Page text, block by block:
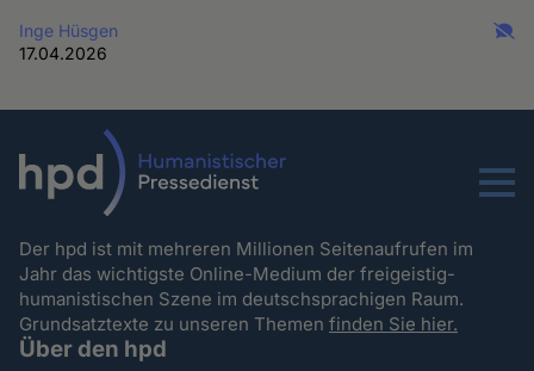
Inge Hüsgen
17.04.2026
Menu
Der hpd ist mit mehreren Millionen Seitenaufrufen im
Jahr das wichtigste Online-Medium der freigeistig-
humanistischen Szene im deutschsprachigen Raum.
Grundsatztexte zu unseren Themenfinden Sie hier.
Über den hpd